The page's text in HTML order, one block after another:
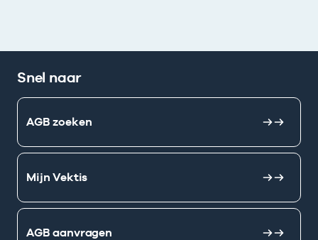
Snel naar
AGB zoeken
Mijn Vektis
AGB aanvragen